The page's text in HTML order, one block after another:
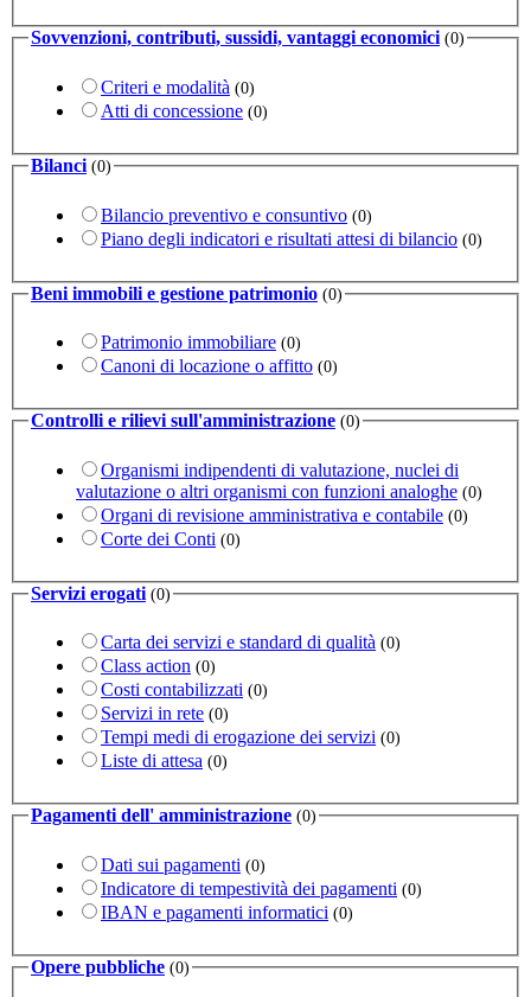
Sovvenzioni, contributi, sussidi, vantaggi economici (0)
Criteri e modalità (0)
Atti di concessione (0)
Bilanci (0)
Bilancio preventivo e consuntivo (0)
Piano degli indicatori e risultati attesi di bilancio (0)
Beni immobili e gestione patrimonio (0)
Patrimonio immobiliare (0)
Canoni di locazione o affitto (0)
Controlli e rilievi sull'amministrazione (0)
Organismi indipendenti di valutazione, nuclei di
valutazione o altri organismi con funzioni analoghe (0)
Organi di revisione amministrativa e contabile (0)
Corte dei Conti (0)
Servizi erogati (0)
Carta dei servizi e standard di qualità (0)
Class action (0)
Costi contabilizzati (0)
Servizi in rete (0)
Tempi medi di erogazione dei servizi (0)
Liste di attesa (0)
Pagamenti dell' amministrazione (0)
Dati sui pagamenti (0)
Indicatore di tempestività dei pagamenti (0)
IBAN e pagamenti informatici (0)
Opere pubbliche (0)